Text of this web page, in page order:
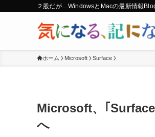
２股だが…WindowsとMacの最新情報
ホーム Microsoft Surface
Microsoft、｢
へ